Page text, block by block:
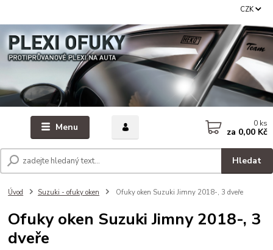
Menu
CZK
Hledat
0 ks
za 0,00 Kč
Úvod Suzuki - ofuky oken Ofuky oken Suzuki Jimny 2018-, 3 dveře
Ofuky oken Suzuki Jimny 2018-, 3
dveře